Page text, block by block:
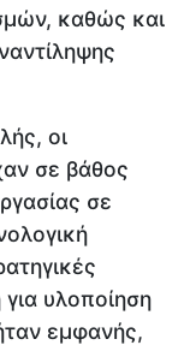
καθώς και
οι
σε βάθος
σε
υλοποίηση
εμφανής,